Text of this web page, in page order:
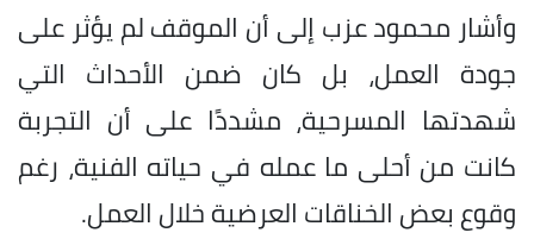
وأشار محمود عزب إلى أن الموقف لم يؤثر على
جودة العمل، بل كان ضمن الأحداث التي
شهدتها المسرحية، مشددًا على أن التجربة
كانت من أحلى ما عمله في حياته الفنية، رغم
وقوع بعض الخناقات العرضية خلال العمل.